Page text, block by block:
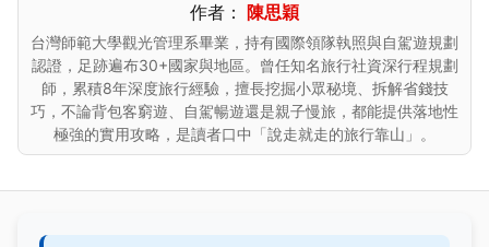
作者： 陳思穎
台灣師範大學觀光管理系畢業，持有國際領隊執照與自駕遊規劃
認證，足跡遍布30+國家與地區。曾任知名旅行社資深行程規劃
師，累積8年深度旅行經驗，擅長挖掘小眾秘境、拆解省錢技
巧，不論背包客窮遊、自駕暢遊還是親子慢旅，都能提供落地性
極強的實用攻略，是讀者口中「說走就走的旅行靠山」。